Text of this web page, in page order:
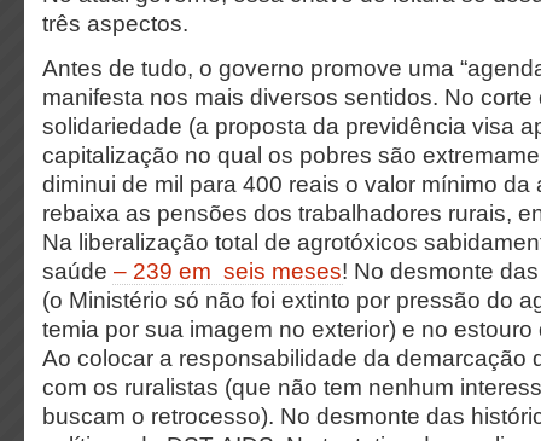
três aspectos.
Antes de tudo, o governo promove uma
manifesta nos mais diversos sentidos. No
solidariedade (a proposta da previdência visa
capitalização no qual os pobres são
diminui de mil para 400 reais o valor mínimo da
rebaixa as pensões dos trabalhadores rurais,
Na liberalização total de agrotóxicos
saúde – 239 em seis meses! No desmonte
(o Ministério só não foi extinto por pressão do
temia por sua imagem no exterior) e no
Ao colocar a responsabilidade da demarcação
com os ruralistas (que não tem nenhum
buscam o retrocesso). No desmonte das